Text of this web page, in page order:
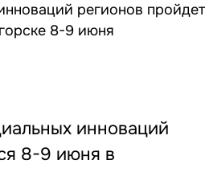
инноваций
8-9 июня в